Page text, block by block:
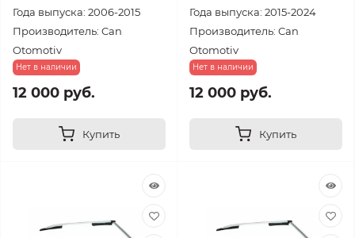
Года выпуска: 2006-2015
Производитель: Can
Otomotiv
Нет в наличии
12 000 руб.
Купить
Года выпуска: 2015-2024
Производитель: Can
Otomotiv
Нет в наличии
12 000 руб.
Купить